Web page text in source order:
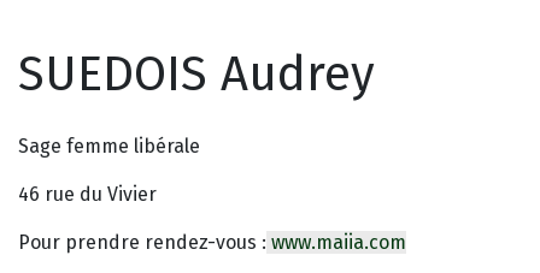
SUEDOIS Audrey
Sage femme libérale
46 rue du Vivier
Pour prendre rendez-vous : www.maiia.com